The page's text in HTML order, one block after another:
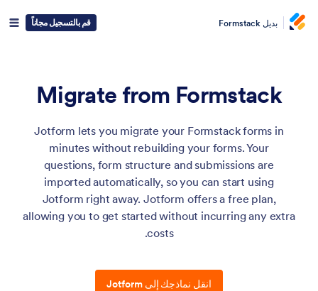
بديل Formstack قم بالتسجيل مجاناً
Migrate from Formstack
Jotform lets you migrate your Formstack forms in
minutes without rebuilding your forms. Your
questions, form structure and submissions are
imported automatically, so you can start using
Jotform right away. Jotform offers a free plan,
allowing you to get started without incurring any extra
costs.
انقل نماذجك إلى Jotform